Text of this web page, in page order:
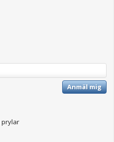
Anmäl mig
prylar